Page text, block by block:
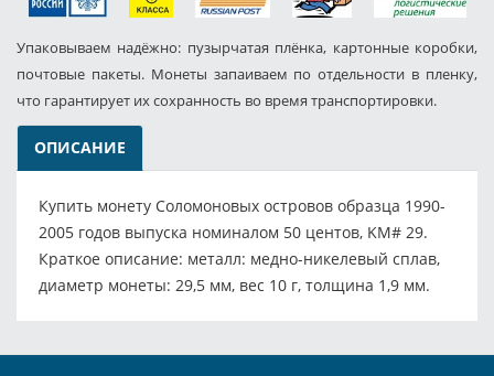
Упаковываем надёжно: пузырчатая плёнка, картонные коробки,
почтовые пакеты. Монеты запаиваем по отдельности в пленку,
что гарантирует их сохранность во время транспортировки.
ОПИСАНИЕ
Купить монету Соломоновых островов образца 1990-
2005 годов выпуска номиналом 50 центов, KM# 29.
Краткое описание: металл: медно-никелевый сплав,
диаметр монеты: 29,5 мм, вес 10 г, толщина 1,9 мм.